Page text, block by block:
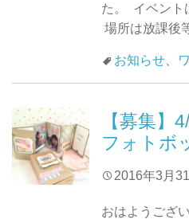
た。 イベント
場所は放課後
お知らせ
【募集】
フォトボ
2016年3月
おはようござ